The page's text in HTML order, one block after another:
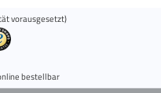
vorausgesetzt)
bestellbar